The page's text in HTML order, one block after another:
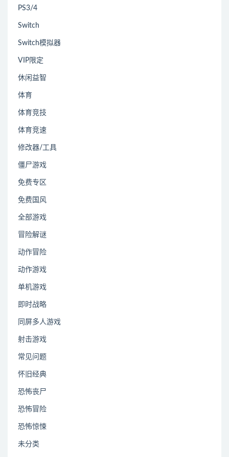
PS3/4
Switch
Switch模拟器
VIP限定
休闲益智
体育
体育竞技
体育竞速
修改器/工具
僵尸游戏
免费专区
免费国风
全部游戏
冒险解谜
动作冒险
动作游戏
单机游戏
即时战略
同屏多人游戏
射击游戏
常见问题
怀旧经典
恐怖丧尸
恐怖冒险
恐怖惊悚
未分类